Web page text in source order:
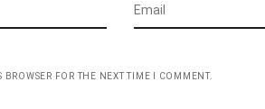
FOR THE NEXT TIME I COMMENT.